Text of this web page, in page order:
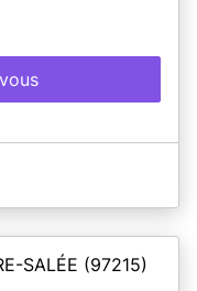
SALÉE (97215)